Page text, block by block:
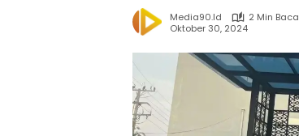
Media90.id
2 Min Baca
Oktober 30, 2024